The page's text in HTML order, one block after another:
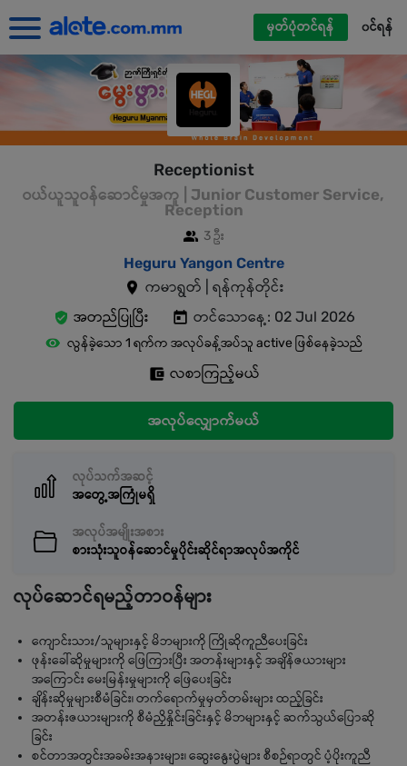
မှတ်ပုံတင်ရန် ၀င်ရန်
Receptionist
ဝယ်ယူသူဝန်ဆောင်မှုအကူ | Junior Customer Service,
Reception
3 ဦး
Heguru Yangon Centre
ကမာရွတ် | ရန်ကုန်တိုင်း
အတည်ပြုပြီး
တင်သောနေ့: 02 Jul 2026
လွန်ခဲ့သော 1 ရက်က အလုပ်ခန့်အပ်သူ active ဖြစ်နေခဲ့သည်
လစာကြည့်မယ်
အလုပ်လျှောက်မယ်
လုပ်သက်အဆင့်
အတွေ့အကြုံမရှိ
အလုပ်အမျိုးအစား
စားသုံးသူဝန်ဆောင်မှုပိုင်းဆိုင်ရာအလုပ်အကိုင်
လုပ်ဆောင်ရမည့်တာဝန်များ
ကျောင်းသား/သူများနှင့် မိဘများကို ကြိုဆိုကူညီပေးခြင်း
ဖုန်းခေါ်ဆိုမှုများကို ဖြေကြားပြီး အတန်းများနှင့် အချိန်ဇယားများ
အကြောင်း မေးမြန်းမှုများကို ဖြေပေးခြင်း
ချိန်းဆိုမှုများစီမံခြင်း၊ တက်ရောက်မှုမှတ်တမ်းများ ထည့်ခြင်း
အတန်းဇယားများကို စီမံညှိနှိုင်းခြင်းနှင့် မိဘများနှင့် ဆက်သွယ်ပြောဆို
ခြင်း
စင်တာအတွင်းအခမ်းအနားများ၊ ဆွေးနွေးပွဲများ စီစဉ်ရာတွင် ပံ့ပိုးကူညီ